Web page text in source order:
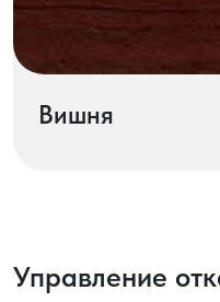
Вишня
Управление